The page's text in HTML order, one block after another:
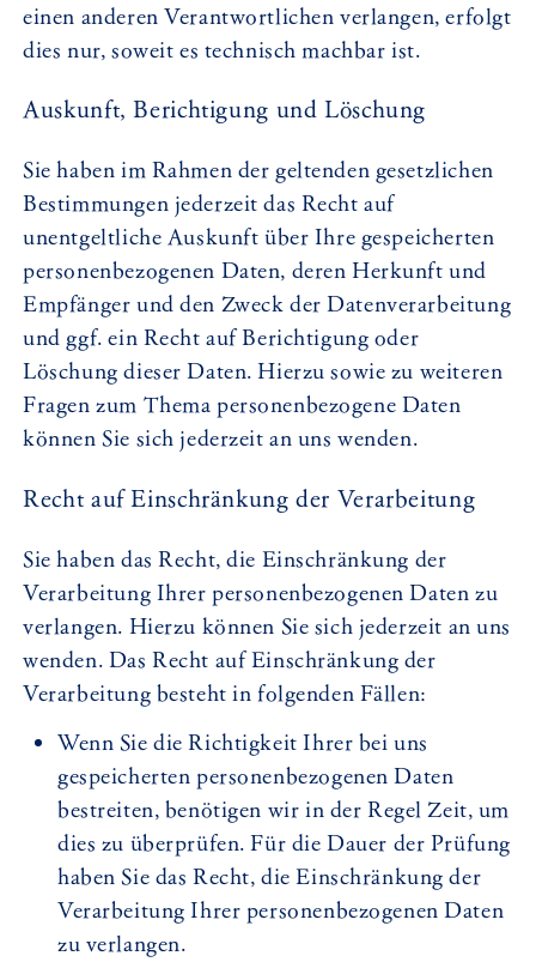
einen anderen Verantwortlichen verlangen, erfolgt
dies nur, soweit es technisch machbar ist.
Auskunft, Berichtigung und Löschung
Sie haben im Rahmen der geltenden gesetzlichen
Bestimmungen jederzeit das Recht auf
unentgeltliche Auskunft über Ihre gespeicherten
personenbezogenen Daten, deren Herkunft und
Empfänger und den Zweck der Datenverarbeitung
und ggf. ein Recht auf Berichtigung oder
Löschung dieser Daten. Hierzu sowie zu weiteren
Fragen zum Thema personenbezogene Daten
können Sie sich jederzeit an uns wenden.
Recht auf Einschränkung der Verarbeitung
Sie haben das Recht, die Einschränkung der
Verarbeitung Ihrer personenbezogenen Daten zu
verlangen. Hierzu können Sie sich jederzeit an uns
wenden. Das Recht auf Einschränkung der
Verarbeitung besteht in folgenden Fällen:
Wenn Sie die Richtigkeit Ihrer bei uns
gespeicherten personenbezogenen Daten
bestreiten, benötigen wir in der Regel Zeit, um
dies zu überprüfen. Für die Dauer der Prüfung
haben Sie das Recht, die Einschränkung der
Verarbeitung Ihrer personenbezogenen Daten
zu verlangen.